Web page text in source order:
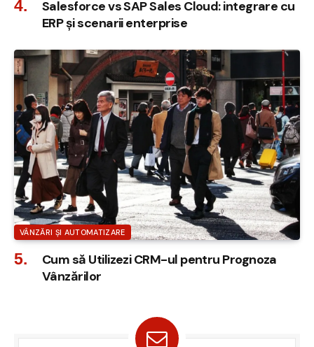
Salesforce vs SAP Sales Cloud: integrare cu
ERP și scenarii enterprise
VÂNZĂRI ȘI AUTOMATIZARE
Cum să Utilizezi CRM-ul pentru Prognoza
Vânzărilor